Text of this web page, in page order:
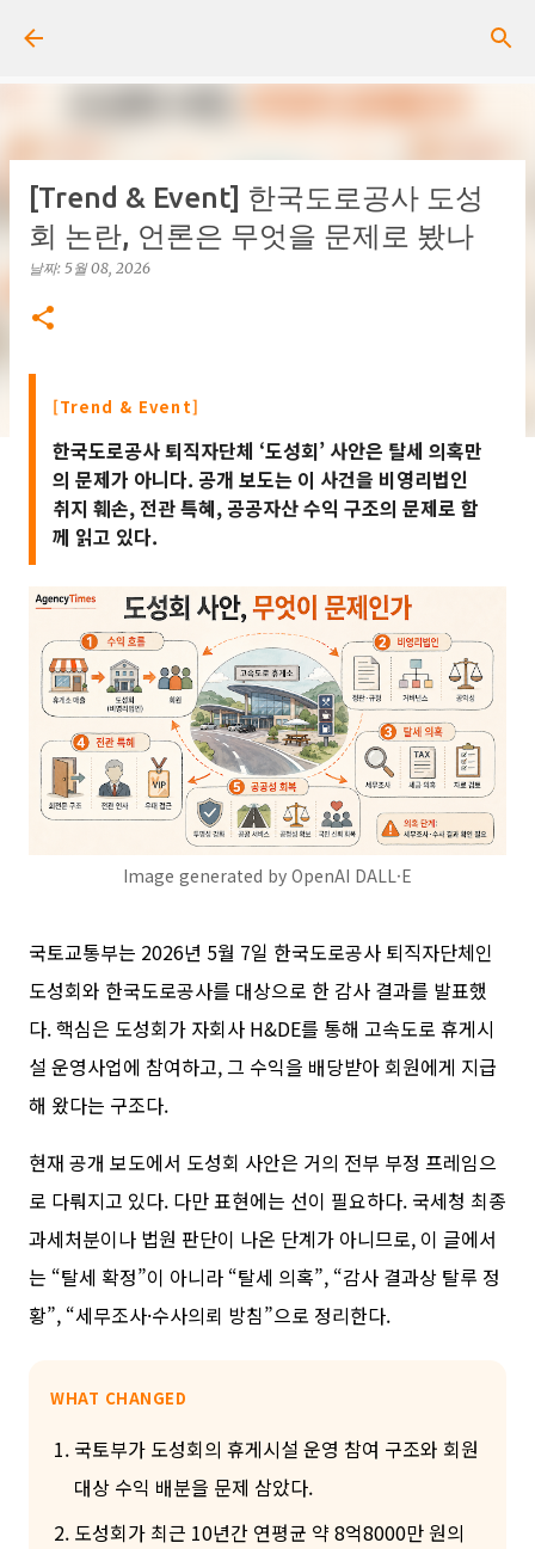
[Trend & Event] 한국도로공사 도성
회 논란, 언론은 무엇을 문제로 봤나
날짜: 5월 08, 2026
[Trend & Event]
한국도로공사 퇴직자단체 ‘도성회’ 사안은 탈세 의혹만
의 문제가 아니다. 공개 보도는 이 사건을 비영리법인
취지 훼손, 전관 특혜, 공공자산 수익 구조의 문제로 함
께 읽고 있다.
Image generated by OpenAI DALL·E
국토교통부는 2026년 5월 7일 한국도로공사 퇴직자단체인
도성회와 한국도로공사를 대상으로 한 감사 결과를 발표했
다. 핵심은 도성회가 자회사 H&DE를 통해 고속도로 휴게시
설 운영사업에 참여하고, 그 수익을 배당받아 회원에게 지급
해 왔다는 구조다.
현재 공개 보도에서 도성회 사안은 거의 전부 부정 프레임으
로 다뤄지고 있다. 다만 표현에는 선이 필요하다. 국세청 최종
과세처분이나 법원 판단이 나온 단계가 아니므로, 이 글에서
는 “탈세 확정”이 아니라 “탈세 의혹”, “감사 결과상 탈루 정
황”, “세무조사·수사의뢰 방침”으로 정리한다.
WHAT CHANGED
국토부가 도성회의 휴게시설 운영 참여 구조와 회원
대상 수익 배분을 문제 삼았다.
도성회가 최근 10년간 연평균 약 8억8000만 원의